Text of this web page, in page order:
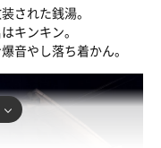
された銭湯。
キンキン。
音やし落ち着かん。